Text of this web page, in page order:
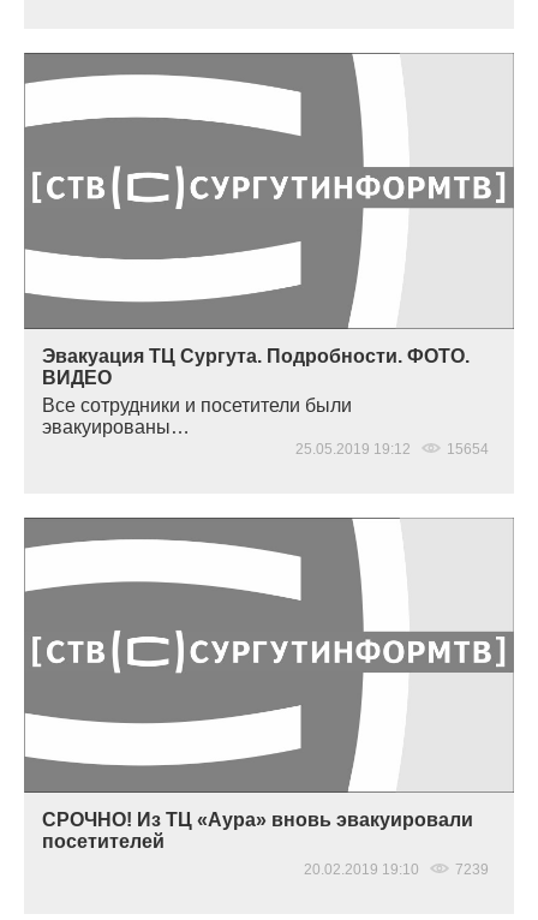
Эвакуация ТЦ Сургута. Подробности. ФОТО.
ВИДЕО
Все сотрудники и посетители были
эвакуированы…
25.05.2019 19:12 15654
СРОЧНО! Из ТЦ «Аура» вновь эвакуировали
посетителей
20.02.2019 19:10 7239